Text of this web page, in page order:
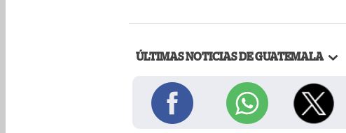
ÚLTIMAS NOTICIAS DE GUATEMALA